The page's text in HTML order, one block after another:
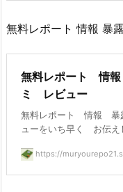
無料レポート 情報 暴
無料レポート 情
ミ レビュー
無料レポート 情報
ューをいち早く お伝え
https://